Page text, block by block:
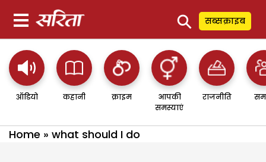
⚲ सब्सक्राइब
ऑडियो कहानी क्राइम
आपकी
समस्याएं
राजनीति
Home » what should I do